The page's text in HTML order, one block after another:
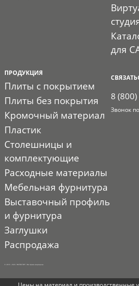
для
ПРОДУКЦИЯ
Плиты с покрытием
Плиты без покрытия
Кромочный материал
Пластик
Столешницы и
комплектующие
Расходные материалы
Мебельная фурнитура
Выставочный профиль
и фурнитура
Заглушки
Распродажа
8
Звонок
© 2010 - 2026. ЭКСПО-ТОРГ. Все права защищены.